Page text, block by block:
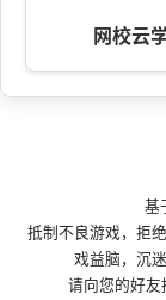
网校云
基
抵制不良游戏，拒
戏益脑，沉
请向您的好友